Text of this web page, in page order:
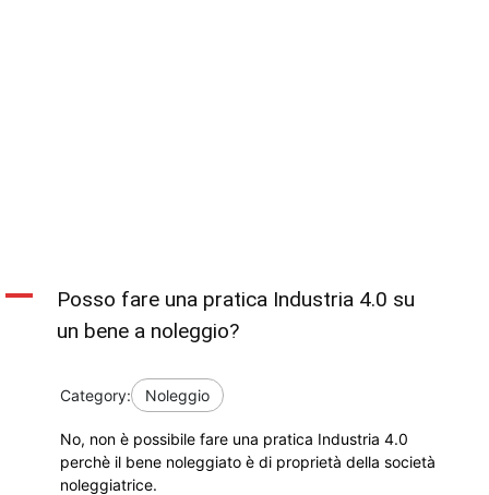
A
Posso fare una pratica Industria 4.0 su
un bene a noleggio?
Category: Noleggio
No, non è possibile fare una pratica Industria 4.0
perchè il bene noleggiato è di proprietà della società
noleggiatrice.